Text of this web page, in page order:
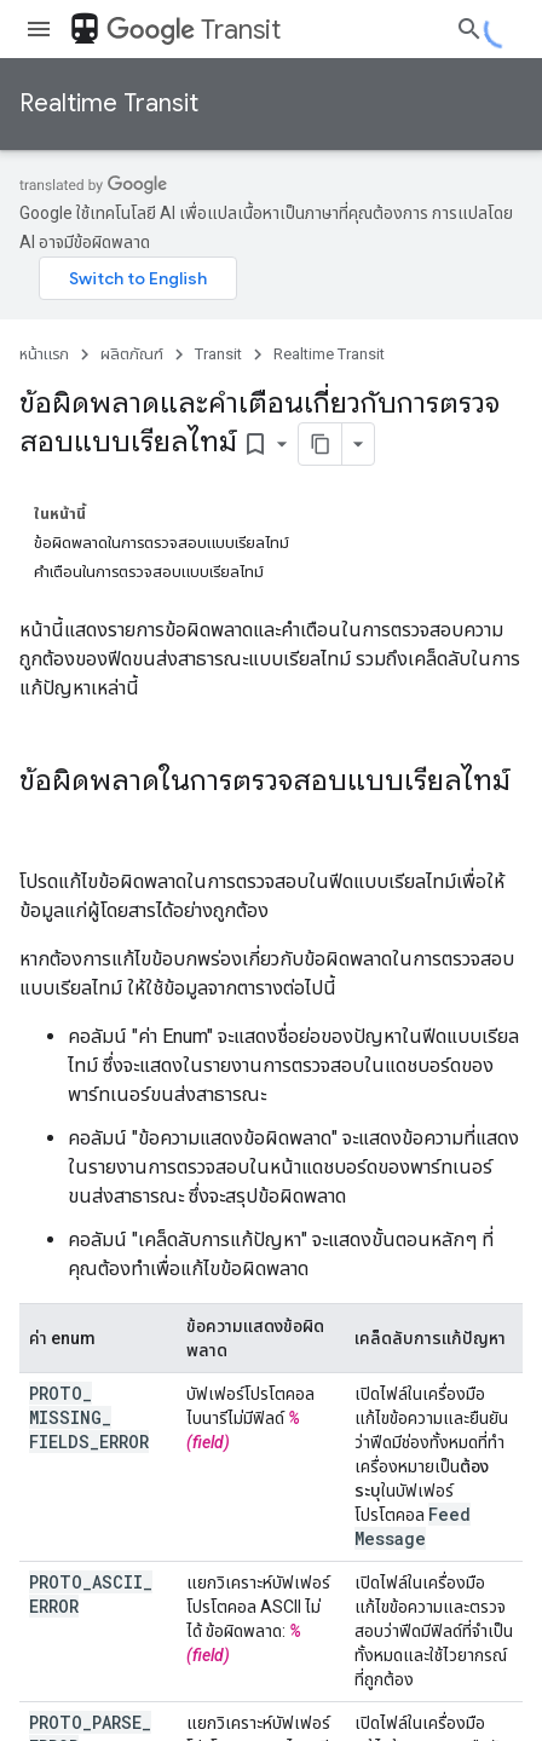
directions_transit Transit
Realtime Transit
Google ใช้เทคโนโลยี AI เพื่อแปลเนื้อหาเป็นภาษาที่คุณต้องการ การแปลโดย
AI อาจมีข้อผิดพลาด
หน้าแรก ผลิตภัณฑ์ Transit Realtime Transit
ข้อผิดพลาดและคำเตือนเกี่ยวกับการตรวจ
สอบแบบเรียลไทม์ bookmark_border
ในหน้านี้
ข้อผิดพลาดในการตรวจสอบแบบเรียลไทม์
คำเตือนในการตรวจสอบแบบเรียลไทม์
หน้านี้แสดงรายการข้อผิดพลาดและคำเตือนในการตรวจสอบความ
ถูกต้องของฟีดขนส่งสาธารณะแบบเรียลไทม์ รวมถึงเคล็ดลับในการ
แก้ปัญหาเหล่านี้
ข้อผิดพลาดในการตรวจสอบแบบเรียลไทม์
โปรดแก้ไขข้อผิดพลาดในการตรวจสอบในฟีดแบบเรียลไทม์เพื่อให้
ข้อมูลแก่ผู้โดยสารได้อย่างถูกต้อง
หากต้องการแก้ไขข้อบกพร่องเกี่ยวกับข้อผิดพลาดในการตรวจสอบ
แบบเรียลไทม์ ให้ใช้ข้อมูลจากตารางต่อไปนี้
คอลัมน์ "ค่า Enum" จะแสดงชื่อย่อของปัญหาในฟีดแบบเรียล
ไทม์ ซึ่งจะแสดงในรายงานการตรวจสอบในแดชบอร์ดของ
พาร์ทเนอร์ขนส่งสาธารณะ
คอลัมน์ "ข้อความแสดงข้อผิดพลาด" จะแสดงข้อความที่แสดง
ในรายงานการตรวจสอบในหน้าแดชบอร์ดของพาร์ทเนอร์
ขนส่งสาธารณะ ซึ่งจะสรุปข้อผิดพลาด
คอลัมน์ "เคล็ดลับการแก้ปัญหา" จะแสดงขั้นตอนหลักๆ ที่
คุณต้องทำเพื่อแก้ไขข้อผิดพลาด
ค่า enum
ข้อความแสดงข้อผิด
พลาด
เคล็ดลับการแก้ปัญหา
PROTO
MISSING
FIELDS ERROR
บัฟเฟอร์โปรโตคอล
ไบนารีไม่มีฟิลด์%
(field)
เปิดไฟล์ในเครื่องมือ
แก้ไขข้อความและยืนยัน
ว่าฟีดมีช่องทั้งหมดที่ทำ
เครื่องหมายเป็นต้อง
ระบุในบัฟเฟอร์
โปรโตคอล Feed
Message
PROTO ASCII
ERROR
แยกวิเคราะห์บัฟเฟอร์
โปรโตคอล ASCII ไม่
ได้ ข้อผิดพลาด: %
(field)
เปิดไฟล์ในเครื่องมือ
แก้ไขข้อความและตรวจ
สอบว่าฟีดมีฟิลด์ที่จำเป็น
ทั้งหมดและใช้ไวยากรณ์
ที่ถูกต้อง
PROTO PARSE
แยกวิเคราะห์บัฟเฟอร์
เปิดไฟล์ในเครื่องมือ